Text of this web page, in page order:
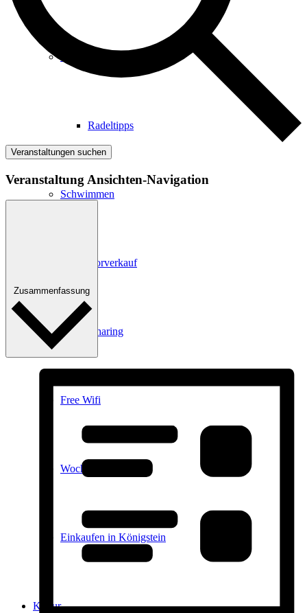
Radeltipps
Schwimmen
Kartenvorverkauf
E-Car-Sharing
Free Wifi
Wochenmarkt
Einkaufen in Königstein
Kultur
Veranstaltungen suchen
Veranstaltung Ansichten-Navigation
Zusammenfassung